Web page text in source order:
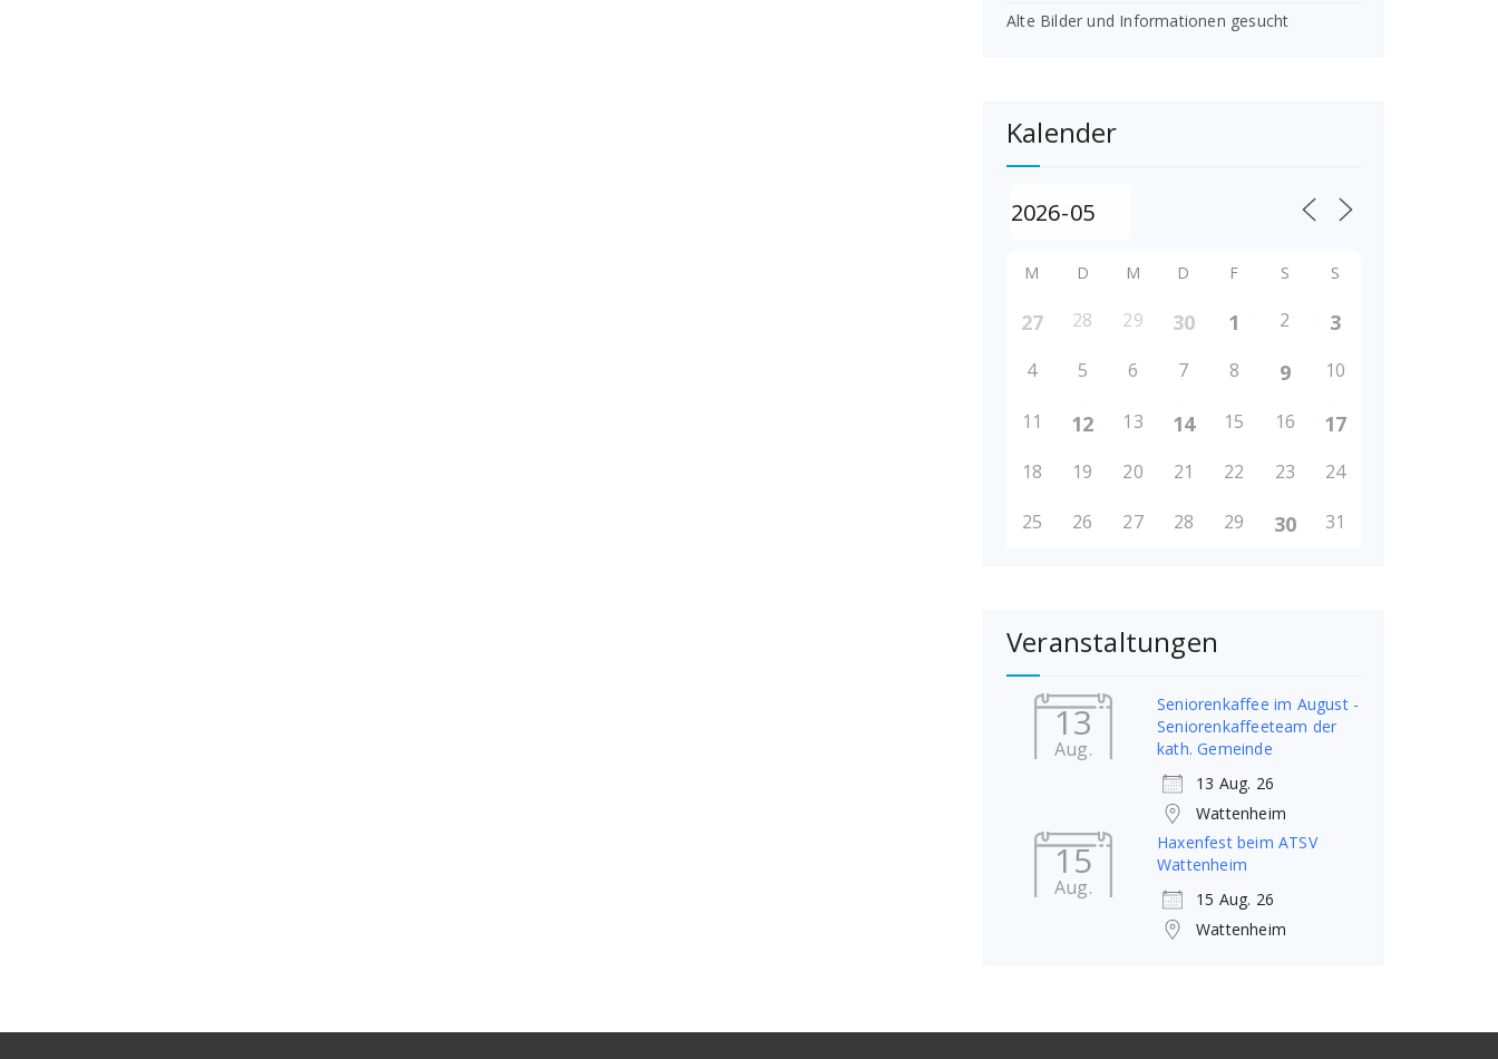
Alte Bilder und Informationen gesucht
Kalender
M D M D F S S
27 28 29 30 1 2 3
4 5 6 7 8 9 10
11 12 13 14 15 16 17
18 19 20 21 22 23 24
25 26 27 28 29 30 31
Veranstaltungen
13
Aug.
Seniorenkaffee im August -
Seniorenkaffeeteam der
kath. Gemeinde
13 Aug. 26
Wattenheim
15
Aug.
Haxenfest beim ATSV
Wattenheim
15 Aug. 26
Wattenheim